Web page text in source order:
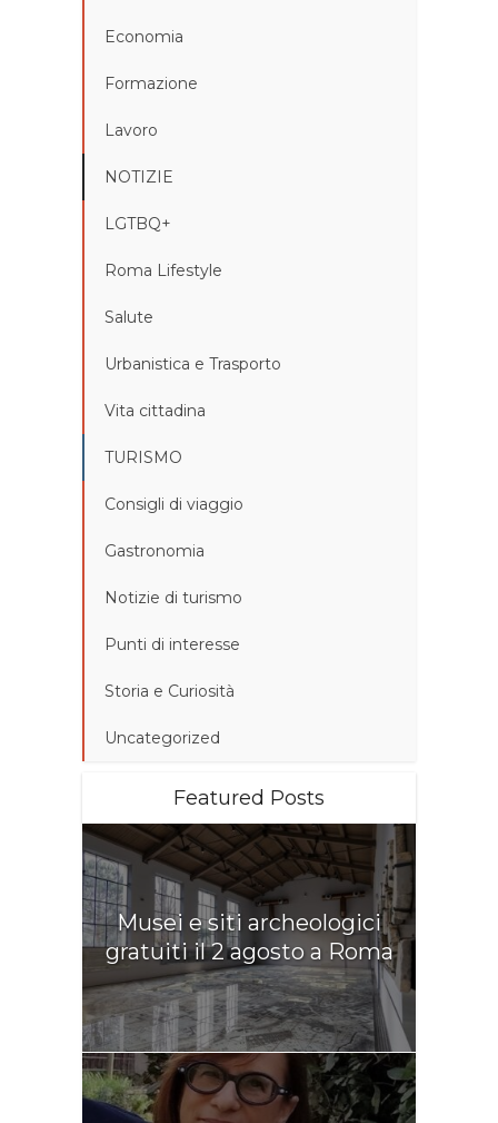
Economia
Formazione
Lavoro
NOTIZIE
LGTBQ+
Roma Lifestyle
Salute
Urbanistica e Trasporto
Vita cittadina
TURISMO
Consigli di viaggio
Gastronomia
Notizie di turismo
Punti di interesse
Storia e Curiosità
Uncategorized
Featured Posts
Musei e siti archeologici
gratuiti il 2 agosto a Roma